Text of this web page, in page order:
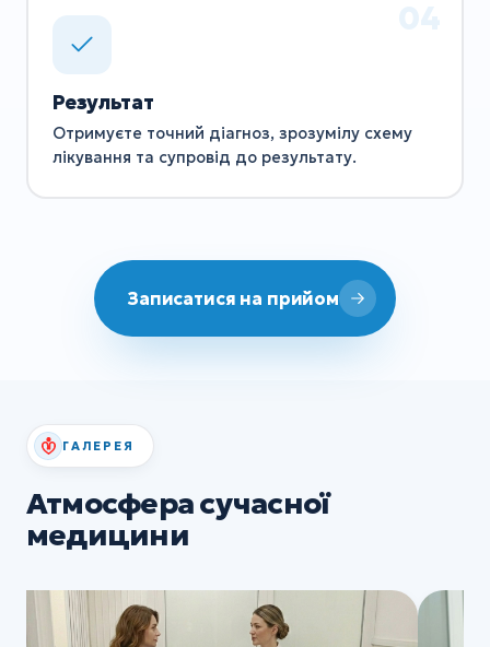
Результат
Отримуєте точний діагноз, зрозумілу схему
лікування та супровід до результату.
Записатися на прийом
ГАЛЕРЕЯ
Атмосфера сучасної
медицини